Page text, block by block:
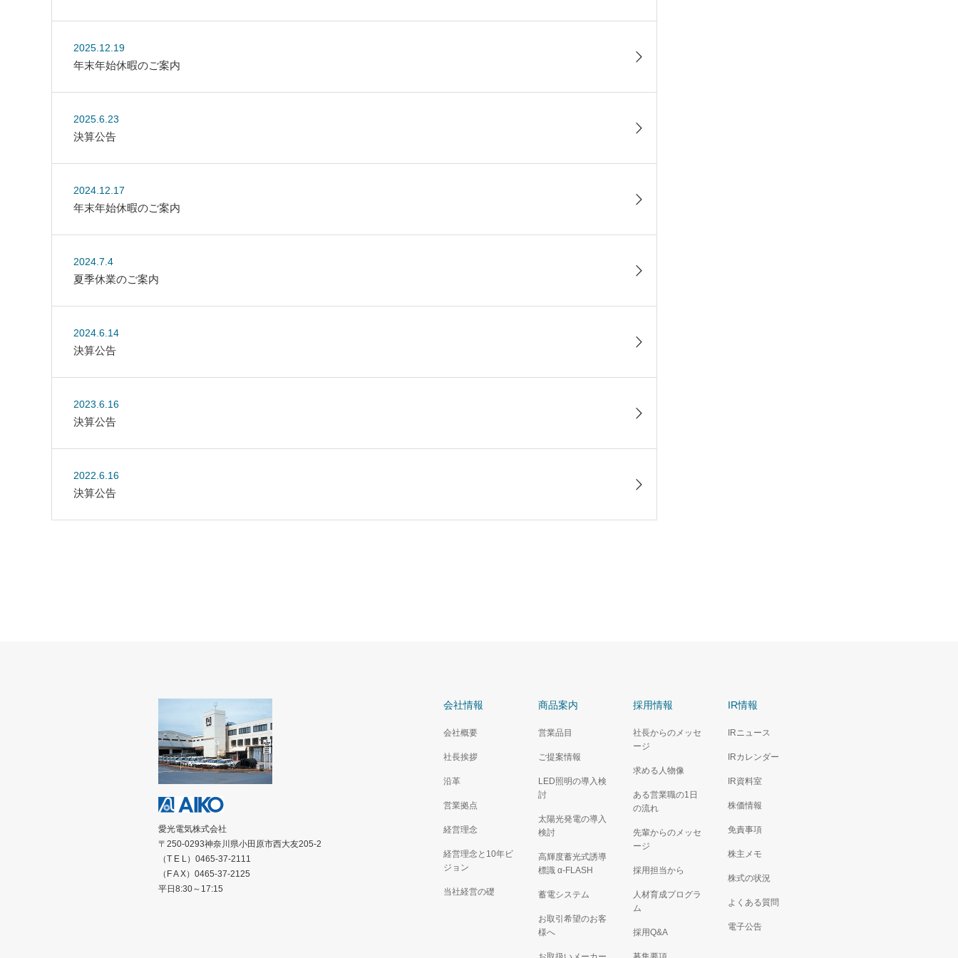
2025.12.19
年末年始休暇のご案内
2025.6.23
決算公告
2024.12.17
年末年始休暇のご案内
2024.7.4
夏季休業のご案内
2024.6.14
決算公告
2023.6.16
決算公告
2022.6.16
決算公告
会社情報
会社概要
社長挨拶
沿革
営業拠点
経営理念
経営理念と10年ビ
ジョン
当社経営の礎
商品案内
営業品目
ご提案情報
LED照明の導入検
討
太陽光発電の導入
検討
高輝度蓄光式誘導
標識 α‐FLASH
蓄電システム
お取引希望のお客
様へ
採用情報
社長からのメッセ
ージ
求める人物像
ある営業職の1日
の流れ
先輩からのメッセ
ージ
採用担当から
人材育成プログラ
ム
採用Q&A
IR情報
IRニュース
IRカレンダー
IR資料室
株価情報
免責事項
株主メモ
株式の状況
よくある質問
電子公告
愛光電気株式会社
〒250-0293神奈川県小田原市西大友205-2
（T E L）0465-37-2111
（F A X）0465-37-2125
平日8:30～17:15